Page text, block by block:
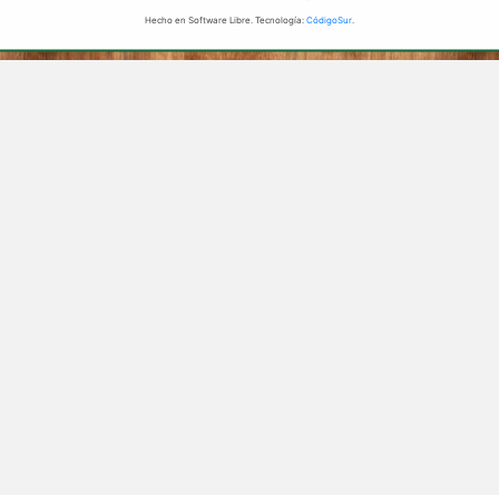
Hecho en Software Libre. Tecnología: CódigoSur.